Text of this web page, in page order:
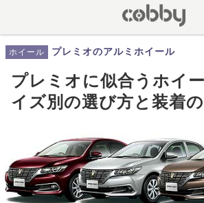
ホイール プレミオのアルミホイール
プレミオに似合うホイ
イズ別の選び方と装着